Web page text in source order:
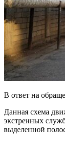
В ответ на
Данная схема
экстренных
выделенной